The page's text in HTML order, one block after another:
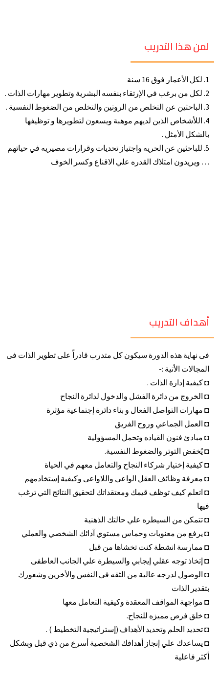
لمن هذا التدريب
1. لكل الأعمار فوق 16 سنة
2. لكل من برغب في الإرتقاء بنفسه البشرية وتطوير مهارات الذات .
3. الباحثين عن التخلص من الروتين والتخلص من الضغوط النفسية .
4. اللأشخاص الذين لديهم موهبة ويسعون لتطويرها و توظيفها
بالشكل الأمثل .
5. للباحثين عن الحريه واجتياز تحديات وقرارات مصيريه في حياتهم
… ويريدون امتلاك القدره علي الاقناع وكسر الخوف
أهداف التدريب
فى نهاية هذه الدورة سيكون كل متدرب قادراً على تطوير الذات فى
المجالات الأتية :-
◘ كيفية إدارة الذات .
◘ الخروج من دائرة الفشل والدخول لدائرة النجاح
◘ مهارات التواصل الفعال و بناء دائرة إجتماعية مؤثرة
◘ العمل الجماعي وروح الفريق
◘ مبادئ فنون القياده وتحمل المسؤولية
◘ يُخفض التوتر والضغوط النفسية.
◘ كيفية إختيار شركاء النجاح والتعامل معهم في الحياة
◘ معرفة وظائف العقل الواعي واللاواعى وكيفية إستخادمهم
◘ اتعلم كيف توظف قيمك ومعتقداتك لتحقيق النتائج التي ترغب
فيها
◘ تتمكن من السيطره علي حالتك الذهنية
◘ يرفع من معنويات وحماس مستوي آدائك الشخصي والعملي
◘ ممارسة انشطة كنت تخشاها من قبل
◘ إتخاذ توجه عقلي إيجابي والسيطرة علي الجانب العاطفى
◘ الوصول لدرجه عالية من الثقه فى النفس والأخرين وشعورك
بتقدير الذات
◘ مواجهة المواقف المعقدة وكيفية التعامل معها
◘ خلق فرص مميزه للنجاح.
◘ تحديد الحلم وتحديد الأهداف (إستراتيجية التخطيط ) .
◘ يساعدك علي إنجاز أهدافك الشخصية أسرع من ذي قبل وبشكل
أكثر فاعلية